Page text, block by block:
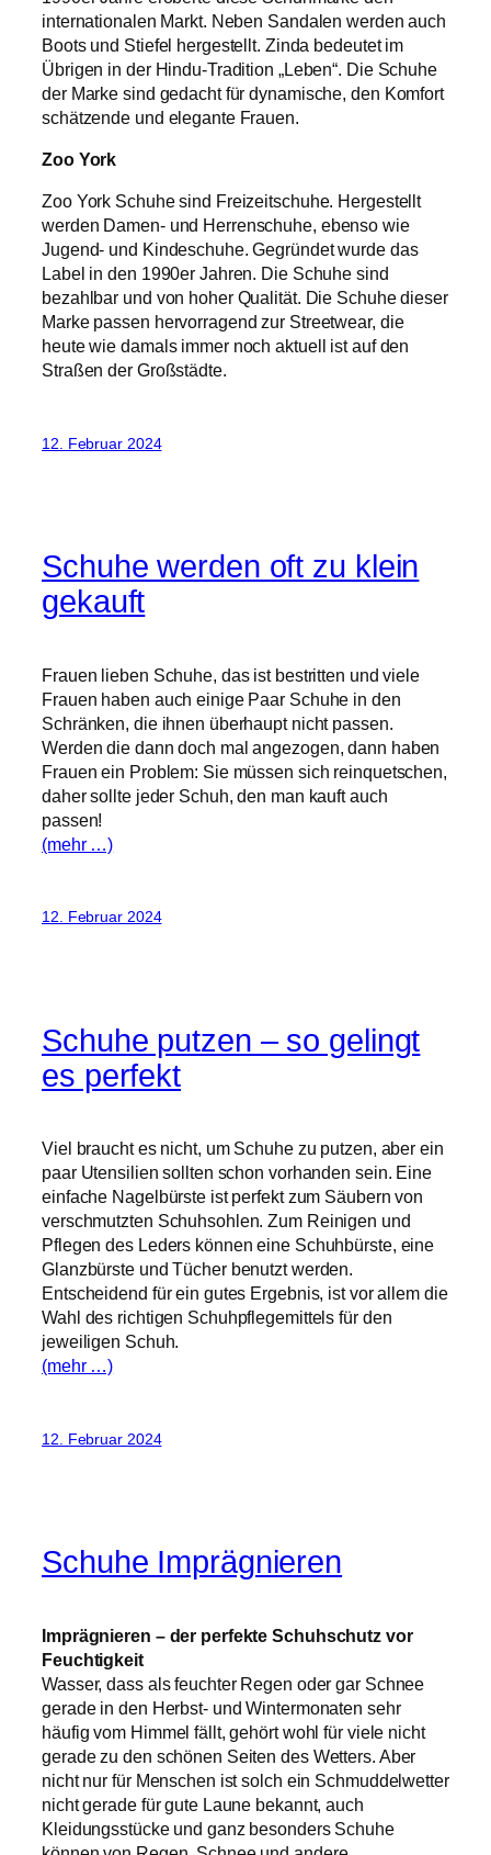
internationalen Markt. Neben Sandalen werden auch
Boots und Stiefel hergestellt. Zinda bedeutet im
Übrigen in der Hindu-Tradition „Leben“. Die Schuhe
der Marke sind gedacht für dynamische, den Komfort
schätzende und elegante Frauen.
Zoo York
Zoo York Schuhe sind Freizeitschuhe. Hergestellt
werden Damen- und Herrenschuhe, ebenso wie
Jugend- und Kindeschuhe. Gegründet wurde das
Label in den 1990er Jahren. Die Schuhe sind
bezahlbar und von hoher Qualität. Die Schuhe dieser
Marke passen hervorragend zur Streetwear, die
heute wie damals immer noch aktuell ist auf den
Straßen der Großstädte.
12. Februar 2024
Schuhe werden oft zu klein
gekauft
Frauen lieben Schuhe, das ist bestritten und viele
Frauen haben auch einige Paar Schuhe in den
Schränken, die ihnen überhaupt nicht passen.
Werden die dann doch mal angezogen, dann haben
Frauen ein Problem: Sie müssen sich reinquetschen,
daher sollte jeder Schuh, den man kauft auch
passen!
(mehr …)
12. Februar 2024
Schuhe putzen – so gelingt
es perfekt
Viel braucht es nicht, um Schuhe zu putzen, aber ein
paar Utensilien sollten schon vorhanden sein. Eine
einfache Nagelbürste ist perfekt zum Säubern von
verschmutzten Schuhsohlen. Zum Reinigen und
Pflegen des Leders können eine Schuhbürste, eine
Glanzbürste und Tücher benutzt werden.
Entscheidend für ein gutes Ergebnis, ist vor allem die
Wahl des richtigen Schuhpflegemittels für den
jeweiligen Schuh.
(mehr …)
12. Februar 2024
Schuhe Imprägnieren
Imprägnieren – der perfekte Schuhschutz vor
Feuchtigkeit
Wasser, dass als feuchter Regen oder gar Schnee
gerade in den Herbst- und Wintermonaten sehr
häufig vom Himmel fällt, gehört wohl für viele nicht
gerade zu den schönen Seiten des Wetters. Aber
nicht nur für Menschen ist solch ein Schmuddelwetter
nicht gerade für gute Laune bekannt, auch
Kleidungsstücke und ganz besonders Schuhe